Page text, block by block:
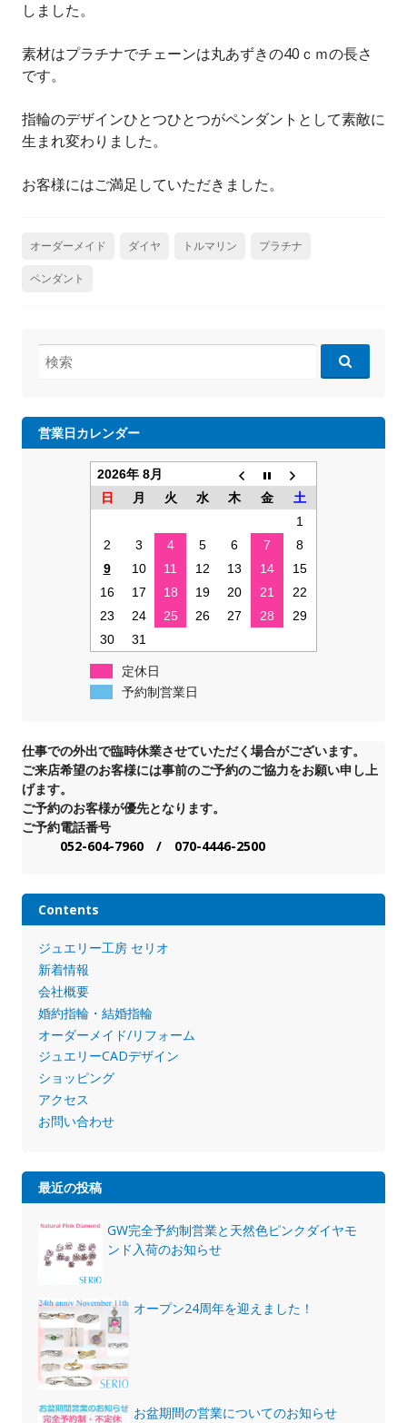
しました。
素材はプラチナでチェーンは丸あずきの40ｃｍの長さ
です。
指輪のデザインひとつひとつがペンダントとして素敵に
生まれ変わりました。
お客様にはご満足していただきました。
オーダーメイド ダイヤ トルマリン プラチナ
ペンダント
検
索:
営業日カレンダー
2026年 8月
日
月 火 水 木 金
土
1
2
3 4 5 6 7
8
9
10 11 12 13 14
15
16
17 18 19 20 21
22
23
24 25 26 27 28
29
30
31
定休日
予約制営業日
仕事での外出で臨時休業させていただく場合がございます。
ご来店希望のお客様には事前のご予約のご協力をお願い申し上
げます。
ご予約のお客様が優先となります。
ご予約電話番号
052-604-7960 / 070-4446-2500
Contents
ジュエリー工房 セリオ
新着情報
会社概要
婚約指輪・結婚指輪
オーダーメイド/リフォーム
ジュエリーCADデザイン
ショッピング
アクセス
お問い合わせ
最近の投稿
GW完全予約制営業と天然色ピンクダイヤモ
ンド入荷のお知らせ
オープン24周年を迎えました！
お盆期間の営業についてのお知らせ